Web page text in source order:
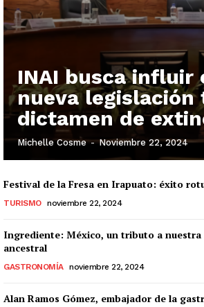
INAI busca influir
nueva legislación
dictamen de
Michelle Cosme - Noviembre 22, 2024
Festival de la Fresa en Irapuato: éxito
TURISMO noviembre 22, 2024
Ingrediente: México, un tributo a
ancestral
GASTRONOMÍA noviembre 22, 2024
Alan Ramos Gómez, embajador de la